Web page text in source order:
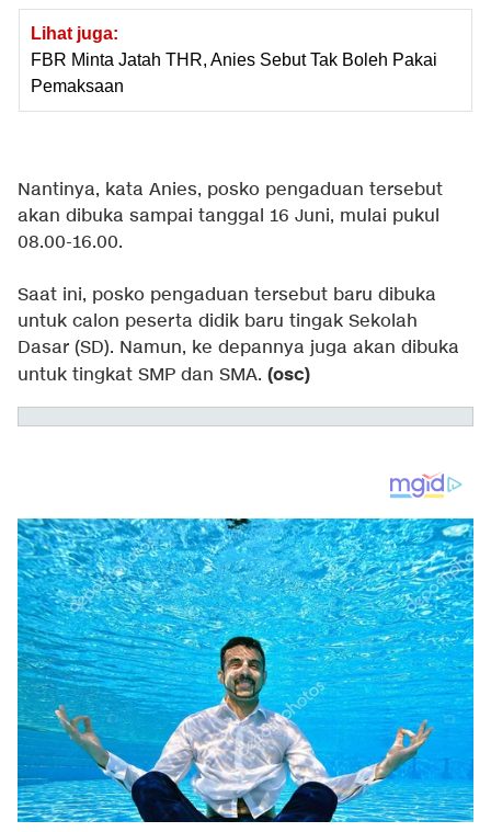
Lihat juga:
FBR Minta Jatah THR, Anies Sebut Tak Boleh Pakai
Pemaksaan
Nantinya, kata Anies, posko pengaduan tersebut
akan dibuka sampai tanggal 16 Juni, mulai pukul
08.00-16.00.
Saat ini, posko pengaduan tersebut baru dibuka
untuk calon peserta didik baru tingak Sekolah
Dasar (SD). Namun, ke depannya juga akan dibuka
untuk tingkat SMP dan SMA. (osc)